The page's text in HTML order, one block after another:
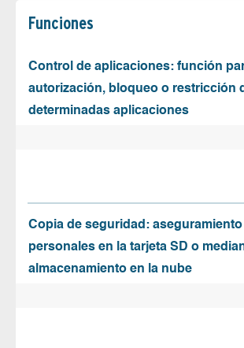
Funciones
Control de aplicaciones: función
autorización, bloqueo o restricción
determinadas aplicaciones
Copia de seguridad:
personales en la tarjeta SD o
almacenamiento en la nube